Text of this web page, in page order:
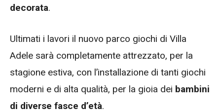
decorata.
Ultimati i lavori il nuovo parco giochi di Villa
Adele sarà completamente attrezzato, per la
stagione estiva, con l’installazione di tanti giochi
moderni e di alta qualità, per la gioia dei bambini
di diverse fasce d’età.